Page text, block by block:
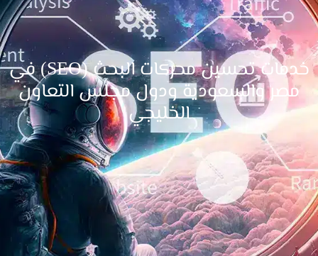
خدمات تحسين محركات البحث (SEO) في
مصر والسعودية ودول مجلس التعاون
الخليجي